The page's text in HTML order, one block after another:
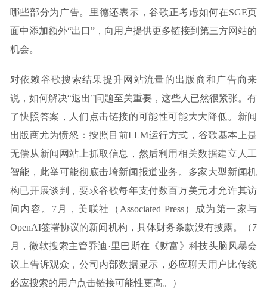
哪些部分为广告。里德还表示，谷歌正考虑如何在SGE页
面中添加额外“出口”，向用户提供更多链接到第三方网站的
机会。
对依赖谷歌搜索结果提升网站流量的出版商和广告商来
说，如何解决“退出”问题至关重要，这些人已然很紧张。有
了快照答案，人们点击链接的可能性可能大大降低。新闻
出版商尤为愤怒：按照目前LLM运行方式，谷歌基本上是
无偿从新闻网站上抓取信息，然后利用相关数据建立人工
智能，此举可能彻底击垮新闻报道业务。多家大型新闻机
构已开展谈判，要求谷歌每年支付数百万美元才允许其访
问内容。7月，美联社（Associated Press）成为第一家与
OpenAI签署协议的新闻机构，具体财务条款没有披露。（7
月，微软搜索主管乔迪·里巴斯在《财富》科技头脑风暴会
议上告诉观众，公司内部数据显示，必应聊天用户比传统
必应搜索的用户点击链接可能性更高。）